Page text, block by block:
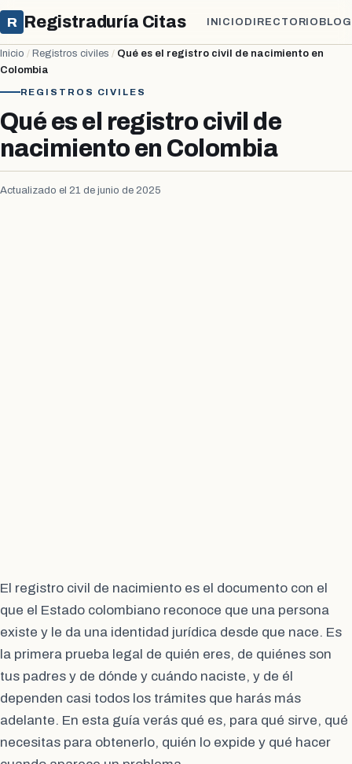
R Registraduría Citas INICIO DIRECTORIO BLOG
Inicio / Registros civiles / Qué es el registro civil de nacimiento en
Colombia
REGISTROS CIVILES
Qué es el registro civil de
nacimiento en Colombia
Actualizado el 21 de junio de 2025
El registro civil de nacimiento es el documento con el
que el Estado colombiano reconoce que una persona
existe y le da una identidad jurídica desde que nace. Es
la primera prueba legal de quién eres, de quiénes son
tus padres y de dónde y cuándo naciste, y de él
dependen casi todos los trámites que harás más
adelante. En esta guía verás qué es, para qué sirve, qué
necesitas para obtenerlo, quién lo expide y qué hacer